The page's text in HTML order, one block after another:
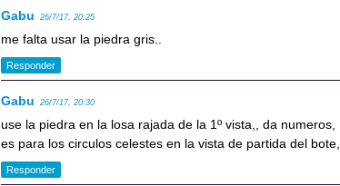
Gabu 26/7/17, 20:25
me falta usar la piedra gris..
Responder
Gabu 26/7/17, 20:30
use la piedra en la losa rajada de la 1º vista,, da numeros,
es para los circulos celestes en la vista de partida del bote,
Responder